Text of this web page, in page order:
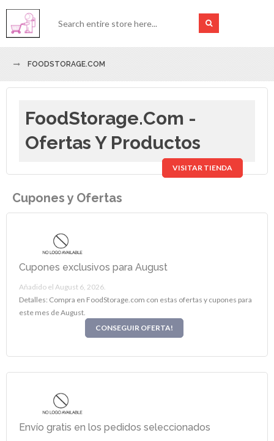
FOODSTORAGE.COM
FoodStorage.com -
Ofertas Y Productos
VISITAR TIENDA
Cupones y Ofertas
Cupones exclusivos para August
Añadido el August 6, 2026.
Detalles: Compra en FoodStorage.com con estas ofertas y cupones para
este mes de August.
CONSEGUIR OFERTA!
Envío gratis en los pedidos seleccionados